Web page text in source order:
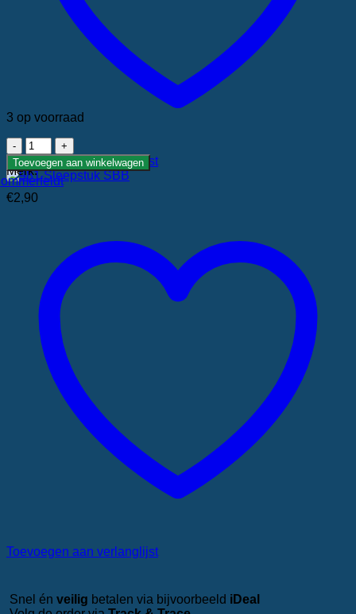
Toevoegen aan verlanglijst
Merk:
€2,90
3 op voorraad
981
Sleepstuk
SBB
aantal
Toevoegen aan winkelwagen
Toevoegen aan verlanglijst
Snel én veilig betalen via bijvoorbeeld iDeal